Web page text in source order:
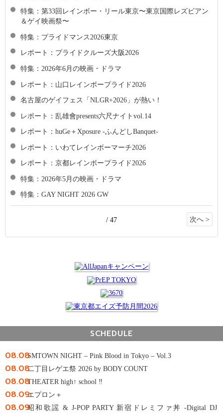
特集：第33回レインボー・リール東京〜東京国際レズビアン
＆ゲイ映画祭〜
特集：プライドマンス2026東京
レポート：プライドクルーズ大阪2026
特集：2026年6月の映画・ドラマ
レポート：山口レインボープライド2026
名古屋のゲイフェス「NLGR+2026」が熱い！
レポート：乱雄會presents六尺ナイトvol.14
レポート：huGe＋Xposure -ふんどしBanquet-
レポート：いわてレインボーマーチ2026
レポート：京都レインボープライド2026
特集：2026年5月の映画・ドラマ
特集：GAY NIGHT 2026 GW
/ 47 次へ >
SCHEDULE
08.08SMTOWN NIGHT – Pink Blood in Tokyo – Vol.3
08.08二丁目レゲエ祭 2026 by BODY COUNT
08.08THEATER high↑ school ‼
08.09エプロン＋
08.09昭和歌謡 & J-POP PARTY 新宿ドレミファ丼 -Digital DJ